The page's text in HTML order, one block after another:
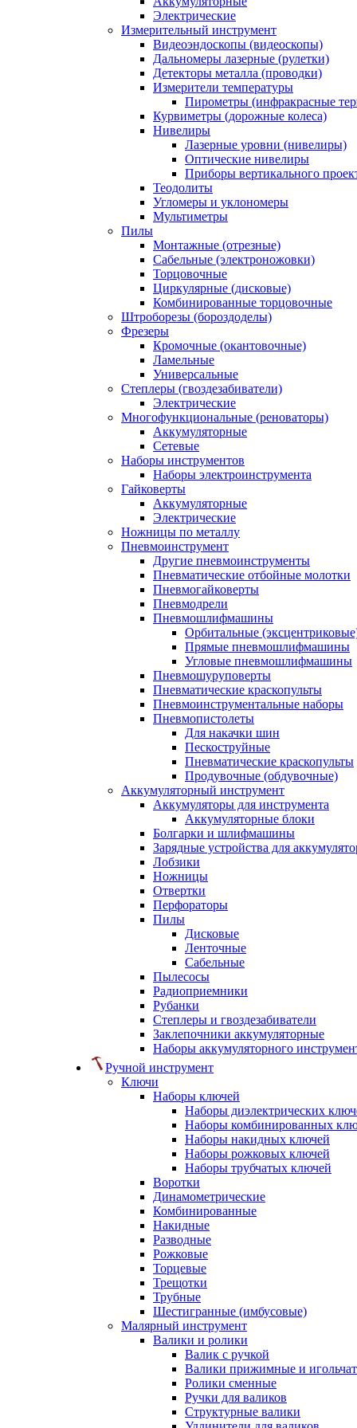
Электрические
Измерительный инструмент
Видеоэндоскопы (видеоскопы)
Дальномеры лазерные (рулетки)
Детекторы металла (проводки)
Измерители температуры
Пирометры (инфракрасные
Курвиметры (дорожные колеса)
Нивелиры
Лазерные уровни (нивелиры)
Оптические нивелиры
Приборы вертикального
Теодолиты
Угломеры и уклономеры
Мультиметры
Пилы
Монтажные (отрезные)
Сабельные (электроножовки)
Торцовочные
Циркулярные (дисковые)
Комбинированные торцовочные
Штроборезы (бороздоделы)
Фрезеры
Кромочные (окантовочные)
Ламельные
Универсальные
Степлеры (гвоздезабиватели)
Электрические
Многофункциональные (реноваторы)
Аккумуляторные
Сетевые
Наборы инструментов
Наборы электроинструмента
Гайковерты
Аккумуляторные
Электрические
Ножницы по металлу
Пневмоинструмент
Другие пневмоинструменты
Пневматические отбойные молотки
Пневмогайковерты
Пневмодрели
Пневмошлифмашины
Орбитальные
Прямые пневмошлифмашины
Угловые пневмошлифмашины
Пневмошуруповерты
Пневматические краскопульты
Пневмоинструментальные наборы
Пневмопистолеты
Для накачки шин
Пескоструйные
Пневматические краскопульты
Продувочные (обдувочные)
Аккумуляторный инструмент
Аккумуляторы для инструмента
Аккумуляторные блоки
Болгарки и шлифмашины
Зарядные устройства для
Лобзики
Ножницы
Отвертки
Перфораторы
Пилы
Дисковые
Ленточные
Сабельные
Пылесосы
Радиоприемники
Рубанки
Степлеры и гвоздезабиватели
Заклепочники аккумуляторные
Наборы аккумуляторного
Ручной инструмент
Ключи
Наборы ключей
Наборы диэлектрических
Наборы комбинированных
Наборы накидных ключей
Наборы рожковых ключей
Наборы трубчатых ключей
Воротки
Динамометрические
Комбинированные
Накидные
Разводные
Рожковые
Торцевые
Трещотки
Трубные
Шестигранные (имбусовые)
Малярный инструмент
Валики и ролики
Валик с ручкой
Валики прижимные и
Ролики сменные
Ручки для валиков
Структурные валики